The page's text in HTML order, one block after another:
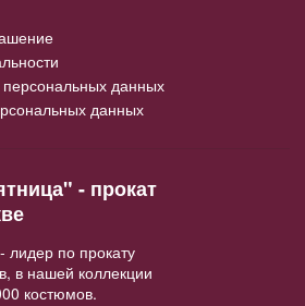
данных
данных
- прокат
по прокату
в нашей коллекции
костюмов.